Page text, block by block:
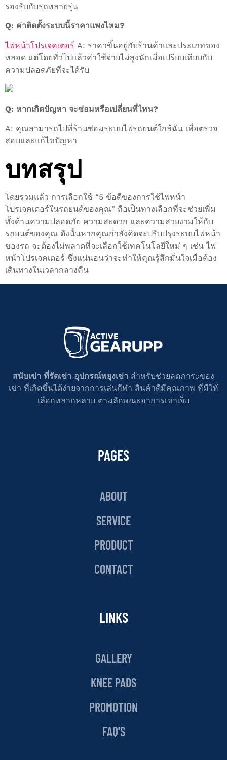
รองรับกับรถหลายรุ่น
Q: ค่าติดตั้งระบบนี้ราคาแพงไหม?
ไฟหน้าโปรเจคเตอร์ A: ราคาขึ้นอยู่กับร้านค้าและประเภทของ
หลอด แต่โดยทั่วไปแล้วค่าใช้จ่ายไม่สูงนักเมื่อเปรียบเทียบกับ
ความปลอดภัยที่จะได้รับ
Q: หากเกิดปัญหา จะซ่อมหรือเปลี่ยนที่ไหน?
A: คุณสามารถไปที่ร้านซ่อมระบบไฟรถยนต์ใกล้ฉัน เพื่อตรวจ
สอบและแก้ไขปัญหา
บทสรุป
โดยรวมแล้ว การเลือกใช้ “5 ข้อดีของการใช้ไฟหน้า
โปรเจคเตอร์ในรถยนต์ของคุณ” ถือเป็นทางเลือกที่จะช่วยเพิ่ม
ทั้งด้านความปลอดภัย ความสะดวก และความสวยงามให้กับ
รถยนต์ของคุณ ดังนั้นหากคุณกำลังคิดจะปรับปรุงระบบไฟหน้า
ของรถ จะต้องไม่พลาดที่จะเลือกใช้เทคโนโลยีใหม่ ๆ เช่น ไฟ
หน้าโปรเจคเตอร์ ซึ่งแน่นอนว่าจะทำให้คุณรู้สึกมั่นใจเมื่อต้อง
เดินทางในเวลากลางคืน
สนับเข่า ที่รัดเข่า อุปกรณ์พยุงเข่า สำหรับช่วยลดภาระของ
เข่า ที่เกิดขึ้นได้ง่ายจากการเล่นกีฬา สินค้าดีมีคุณภาพ ที่มีให้
เลือกหลากหลาย ตามลักษณะอาการเข่าเจ็บ
PAGES
ABOUT
SERVICE
PRODUCT
CONTACT
LINKS
GALLERY
KNEE PADS
PROMOTION
FAQ'S